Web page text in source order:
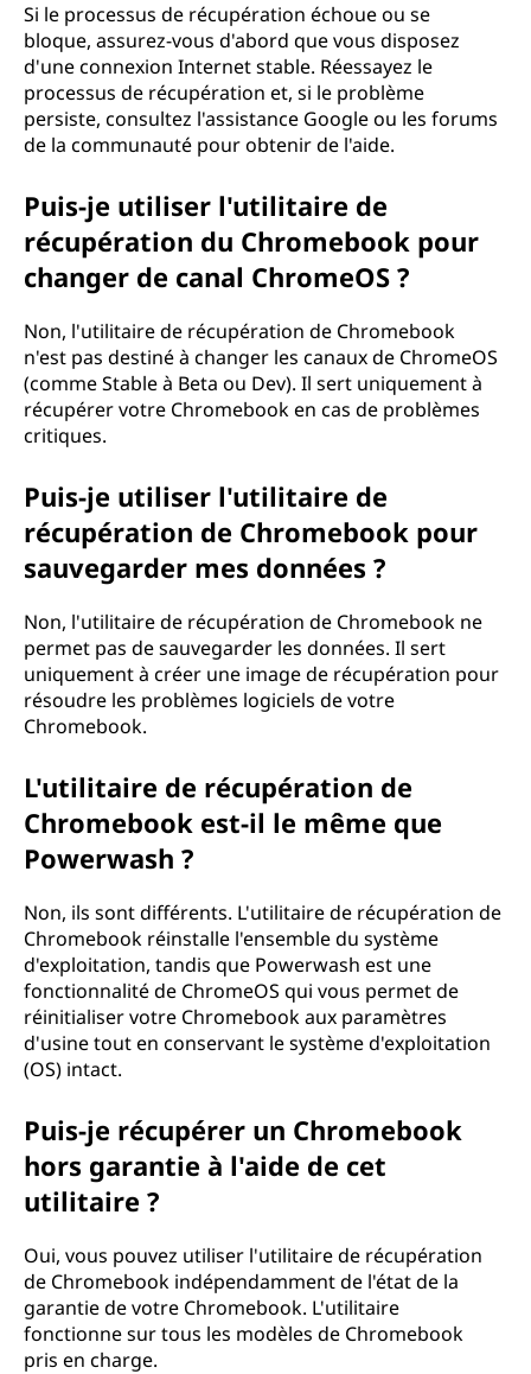
Si le processus de récupération échoue ou se
bloque, assurez-vous d'abord que vous disposez
d'une connexion Internet stable. Réessayez le
processus de récupération et, si le problème
persiste, consultez l'assistance Google ou les forums
de la communauté pour obtenir de l'aide.
Puis-je utiliser l'utilitaire de
récupération du Chromebook pour
changer de canal ChromeOS ?
Non, l'utilitaire de récupération de Chromebook
n'est pas destiné à changer les canaux de ChromeOS
(comme Stable à Beta ou Dev). Il sert uniquement à
récupérer votre Chromebook en cas de problèmes
critiques.
Puis-je utiliser l'utilitaire de
récupération de Chromebook pour
sauvegarder mes données ?
Non, l'utilitaire de récupération de Chromebook ne
permet pas de sauvegarder les données. Il sert
uniquement à créer une image de récupération pour
résoudre les problèmes logiciels de votre
Chromebook.
L'utilitaire de récupération de
Chromebook est-il le même que
Powerwash ?
Non, ils sont différents. L'utilitaire de récupération de
Chromebook réinstalle l'ensemble du système
d'exploitation, tandis que Powerwash est une
fonctionnalité de ChromeOS qui vous permet de
réinitialiser votre Chromebook aux paramètres
d'usine tout en conservant le système d'exploitation
(OS) intact.
Puis-je récupérer un Chromebook
hors garantie à l'aide de cet
utilitaire ?
Oui, vous pouvez utiliser l'utilitaire de récupération
de Chromebook indépendamment de l'état de la
garantie de votre Chromebook. L'utilitaire
fonctionne sur tous les modèles de Chromebook
pris en charge.